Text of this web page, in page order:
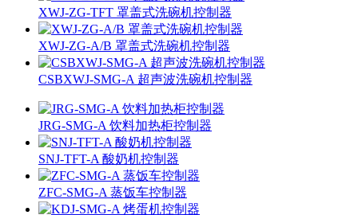
XWJ-ZG-TFT 罩盖式洗碗机控制器
XWJ-ZG-A/B 罩盖式洗碗机控制器
CSBXWJ-SMG-A 超声波洗碗机控制器
JRG-SMG-A 饮料加热柜控制器
SNJ-TFT-A 酸奶机控制器
ZFC-SMG-A 蒸饭车控制器